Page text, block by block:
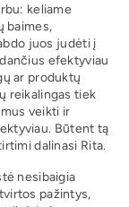
keliame
baimes,
juos judėti į
efektyviau
ar produktų
reikalingas tiek
veikti ir
Būtent tą
dalinasi Rita.
nesibaigia
pažintys,